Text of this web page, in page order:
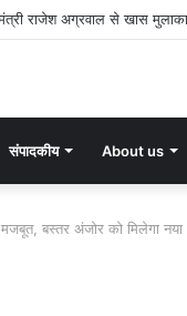
और प्राकृतिक छटा
संपादकीय About us
बस्तर अंजोर को मिलेगा नया